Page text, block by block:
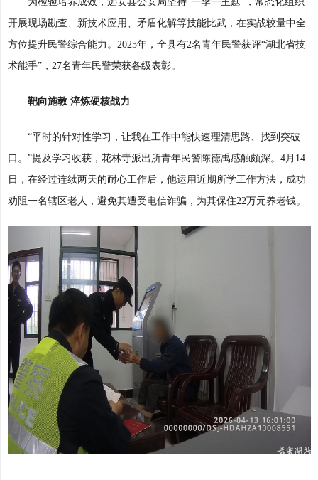
开展现场勘查、新技术应用、矛盾化解等技能比武，在实战较量中全
方位提升民警综合能力。2025年，全县有2名青年民警获评“湖北省技
术能手”，27名青年民警荣获各级表彰。
靶向施教 淬炼硬核战力
“平时的针对性学习，让我在工作中能快速理清思路、找到突破
口。”提及学习收获，花林寺派出所青年民警陈德禹感触颇深。4月14
日，在经过连续两天的耐心工作后，他运用近期所学工作方法，成功
劝阻一名辖区老人，避免其遭受电信诈骗，为其保住22万元养老钱。